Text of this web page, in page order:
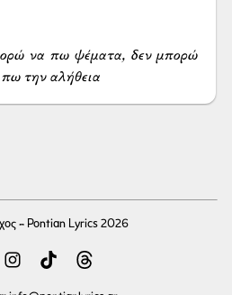
να πω ψέματα, δεν μπορώ
την αλήθεια
- Pontian Lyrics 2026